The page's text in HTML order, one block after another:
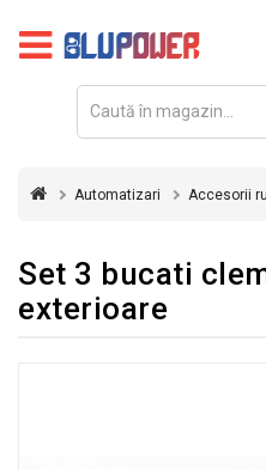
FOTOVOLTAICE
REDRESOARE
INVERTOARE
Automatizari Accesorii
Set 3 bucati
exterioare